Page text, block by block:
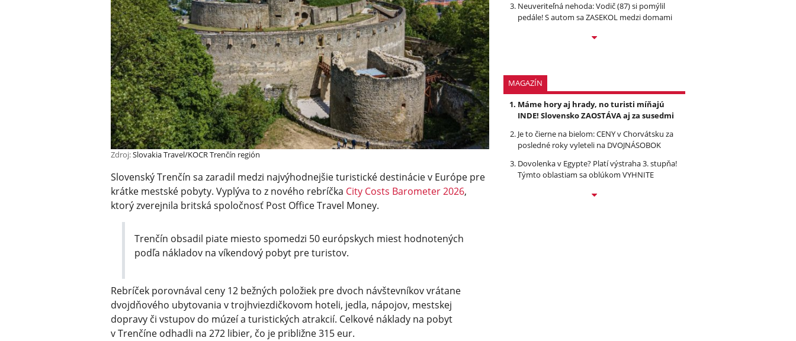
Zdroj:Slovakia Travel/KOCR Trenčín región
Slovenský Trenčín sa zaradil medzi najvýhodnejšie turistické destinácie v Európe pre
krátke mestské pobyty. Vyplýva to z nového rebríčka City Costs Barometer 2026,
ktorý zverejnila britská spoločnosť Post Office Travel Money.
Trenčín obsadil piate miesto spomedzi 50 európskych miest hodnotených
podľa nákladov na víkendový pobyt pre turistov.
Rebríček porovnával ceny 12 bežných položiek pre dvoch návštevníkov vrátane
dvojdňového ubytovania v trojhviezdičkovom hoteli, jedla, nápojov, mestskej
dopravy či vstupov do múzeí a turistických atrakcií. Celkové náklady na pobyt
v Trenčíne odhadli na 272 libier, čo je približne 315 eur.
Neuveriteľná nehoda: Vodič (87) si pomýlil
pedále! S autom sa ZASEKOL medzi domami
MAGAZÍN
Máme hory aj hrady, no turisti míňajú
INDE! Slovensko ZAOSTÁVA aj za susedmi
Je to čierne na bielom: CENY v Chorvátsku za
posledné roky vyleteli na DVOJNÁSOBOK
Dovolenka v Egypte? Platí výstraha 3. stupňa!
Týmto oblastiam sa oblúkom VYHNITE